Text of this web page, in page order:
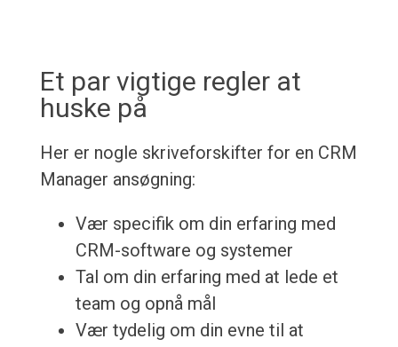
Et par vigtige regler at
huske på
Her er nogle skriveforskifter for en CRM
Manager ansøgning:
Vær specifik om din erfaring med
CRM-software og systemer
Tal om din erfaring med at lede et
team og opnå mål
Vær tydelig om din evne til at